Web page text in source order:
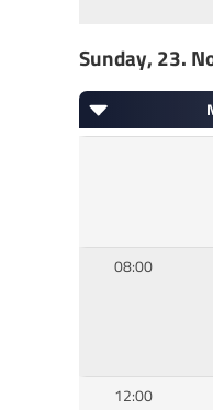
Sunday, 23.
08:00
12:00